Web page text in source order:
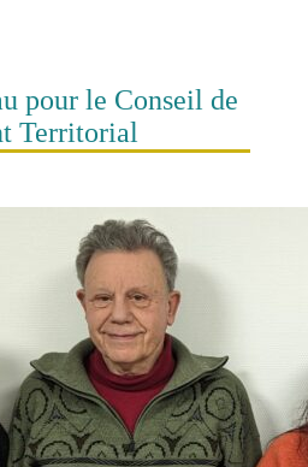
pour le Conseil de
Territorial